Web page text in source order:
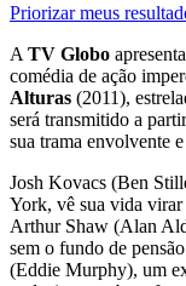
Priorizar meus
A TV Globo
comédia de ação
Alturas (2011),
será transmitido a
sua trama envolvente
Josh Kovacs (Ben
York, vê sua vida
Arthur Shaw (Alan
sem o fundo de
(Eddie Murphy), um